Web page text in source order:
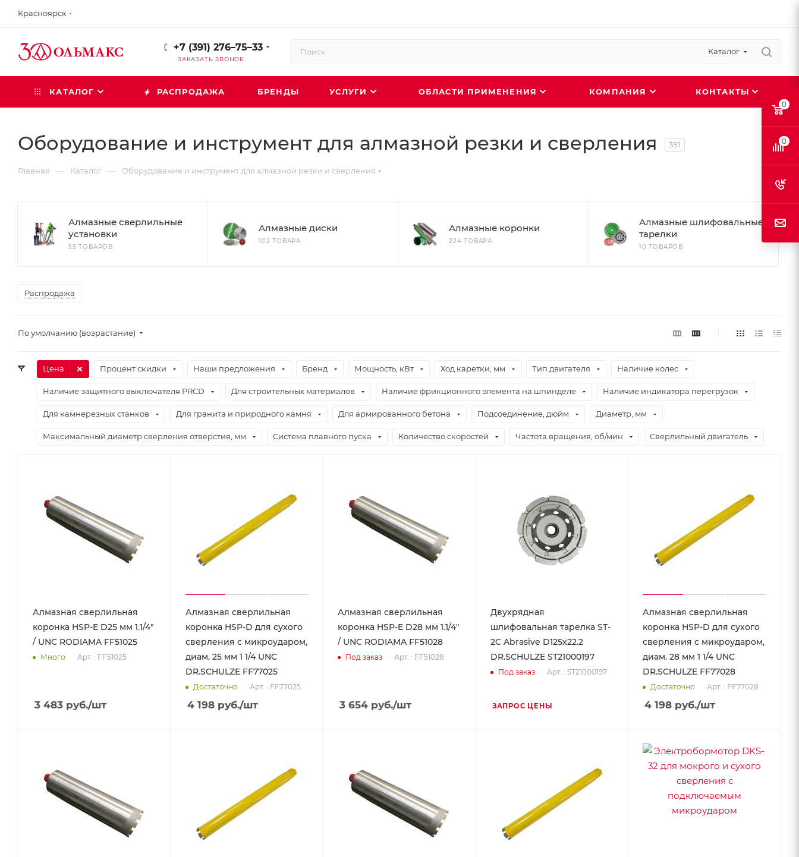
Красноярск
+7 (391) 276–75–33
ЗАКАЗАТЬ ЗВОНОК
Каталог
КАТАЛОГ РАСПРОДАЖА БРЕНДЫ УСЛУГИ ОБЛАСТИ ПРИМЕНЕНИЯ КОМПАНИЯ КОНТАКТЫ
Оборудование и инструмент для алмазной резки и сверления 391
Главная — Каталог — Оборудование и инструмент для алмазной резки и сверления
Алмазные сверлильные
установки
55 ТОВАРОВ
Алмазные диски
102 ТОВАРА
Алмазные коронки
224 ТОВАРА
Алмазные шлифовальные
тарелки
10 ТОВАРОВ
Распродажа
По умолчанию (возрастание)
Цена Процент скидки Наши предложения Бренд Мощность, кВт Ход каретки, мм Тип двигателя Наличие колес
Наличие защитного выключателя PRCD Для строительных материалов Наличие фрикционного элемента на шпинделе Наличие индикатора перегрузок
Для камнерезных станков Для гранита и природного камня Для армированного бетона Подсоединение, дюйм Диаметр, мм
Максимальный диаметр сверления отверстия, мм Система плавного пуска Количество скоростей Частота вращения, об/мин Сверлильный двигатель
Алмазная сверлильная
коронка HSP-E D25 мм 1.1/4"
/ UNC RODIAMA FF51025
Много Арт. : FF51025
3 483 руб./шт
Алмазная сверлильная
коронка HSP-D для сухого
сверления с микроударом,
диам. 25 мм 1 1/4 UNC
DR.SCHULZE FF77025
Достаточно Арт. : FF77025
4 198руб./шт
Алмазная сверлильная
коронка HSP-E D28 мм 1.1/4"
/ UNC RODIAMA FF51028
Под заказ Арт. : FF51028
3 654 руб./шт
Двухрядная
шлифовальная тарелка ST-
2C Abrasive D125х22.2
DR.SCHULZE ST21000197
Под заказ Арт. : ST21000197
ЗАПРОС ЦЕНЫ
Алмазная сверлильная
коронка HSP-D для сухого
сверления с микроударом,
диам. 28 мм 1 1/4 UNC
DR.SCHULZE FF77028
Достаточно Арт. : FF77028
4 198 руб./шт
0
0